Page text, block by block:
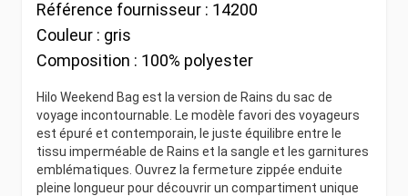
Référence fournisseur : 14200
Couleur : gris
Composition : 100% polyester
Hilo Weekend Bag est la version de Rains du sac de
voyage incontournable. Le modèle favori des voyageurs
est épuré et contemporain, le juste équilibre entre le
tissu imperméable de Rains et la sangle et les garnitures
emblématiques. Ouvrez la fermeture zippée enduite
pleine longueur pour découvrir un compartiment unique